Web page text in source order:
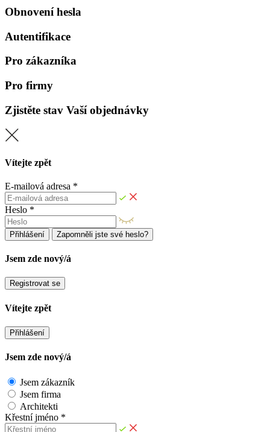
Obnovení hesla
Autentifikace
Pro zákazníka
Pro firmy
Zjistěte stav Vaší objednávky
Vítejte zpět
E-mailová adresa *
Heslo *
Přihlášení Zapomněli jste své heslo?
Jsem zde nový/á
Registrovat se
Vítejte zpět
Přihlášení
Jsem zde nový/á
Jsem zákazník
Jsem firma
Architekti
Křestní jméno *